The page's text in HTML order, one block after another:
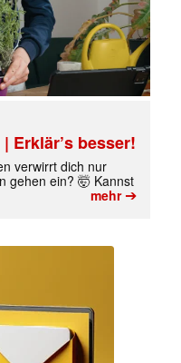
Erklär’s besser!
verwirrt dich nur
gehen ein? 🤯 Kannst
mehr➔